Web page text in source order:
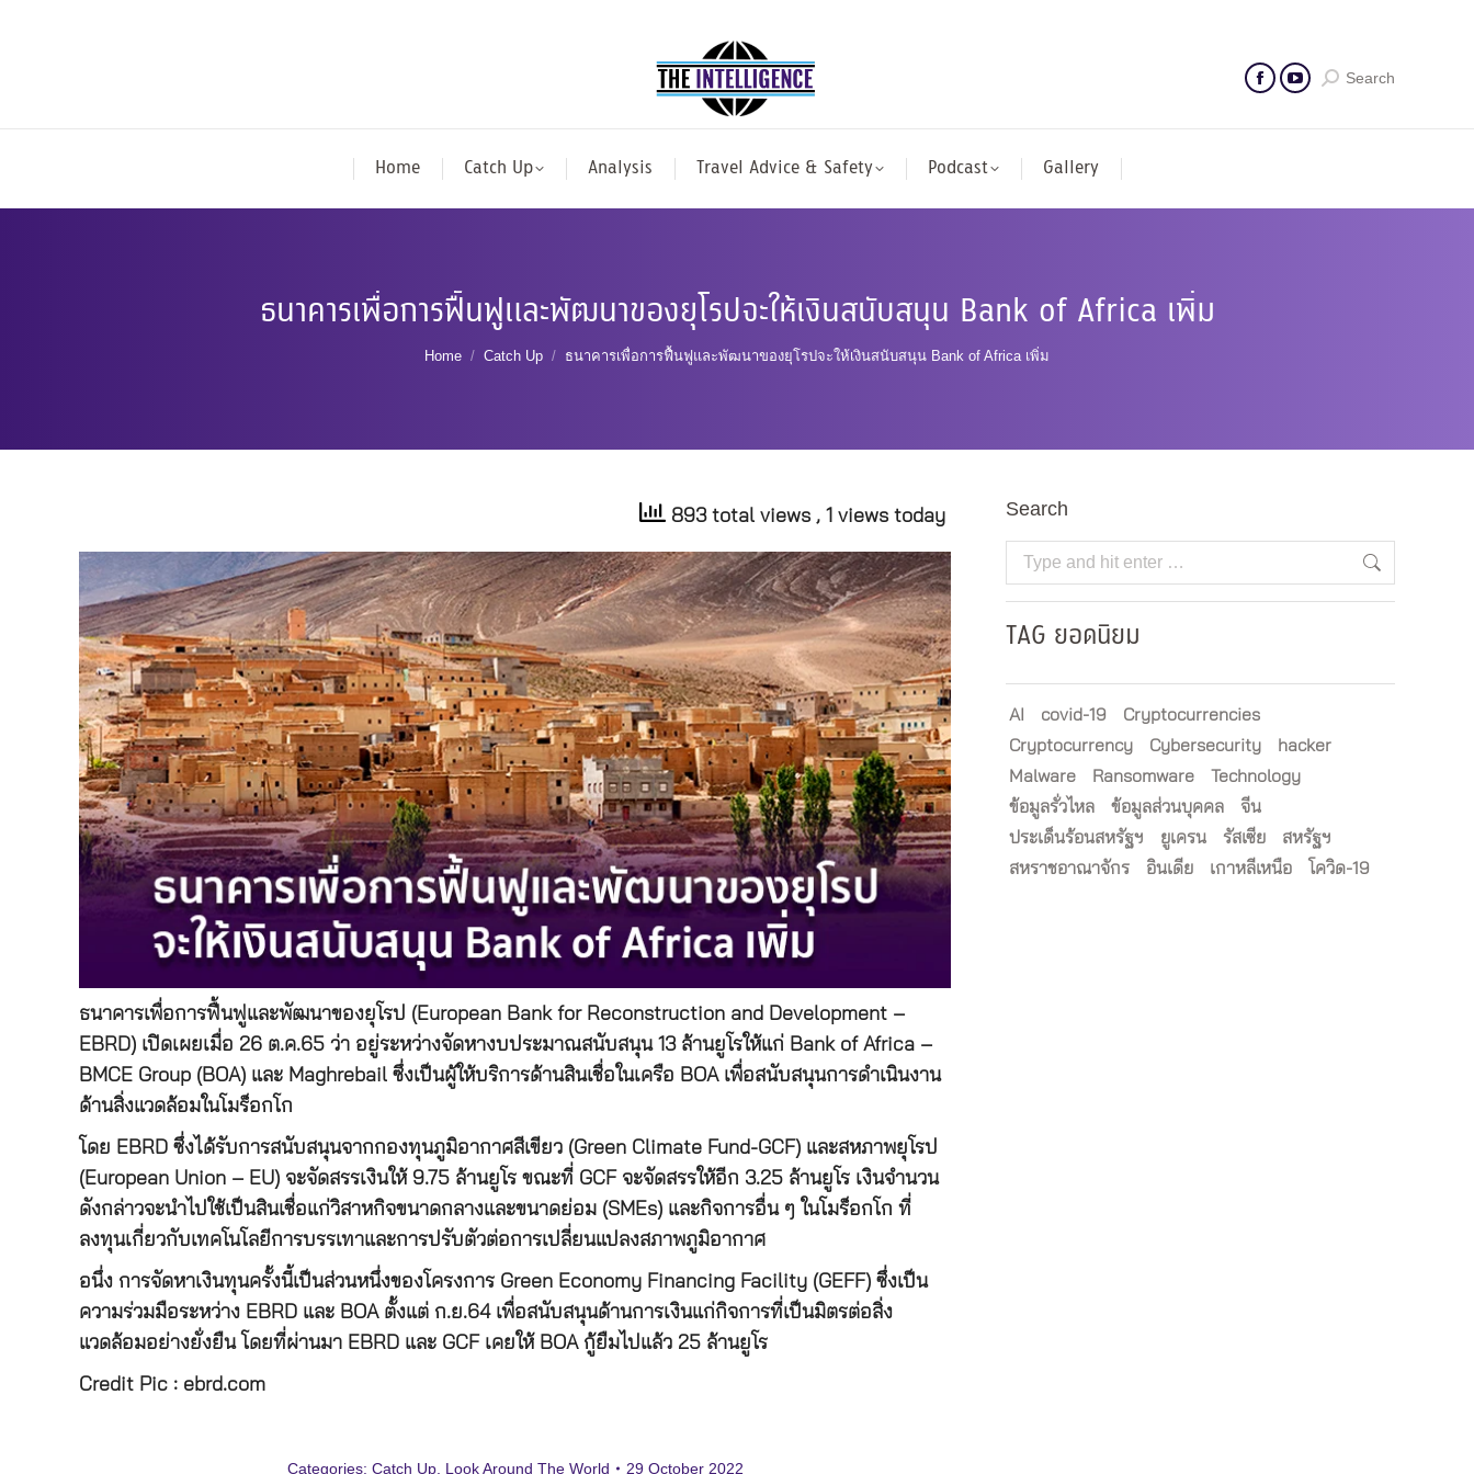
Search
Home Catch Up Analysis Travel Advice & Safety Podcast Gallery
ธนาคารเพื่อการฟื้นฟูและพัฒนาของยุโรปจะให้เงินสนับสนุน Bank of Africa เพิ่ม
You are here:
Home Catch Up ธนาคารเพื่อการฟื้นฟูและพัฒนาของยุโรปจะให้เงินสนับสนุน Bank of Africa เพิ่ม
893 total views , 1 views today
ธนาคารเพื่อการฟื้นฟูและพัฒนาของยุโรป (European Bank for Reconstruction and Development –
EBRD) เปิดเผยเมื่อ 26 ต.ค.65 ว่า อยู่ระหว่างจัดหางบประมาณสนับสนุน 13 ล้านยูโรให้แก่ Bank of Africa –
BMCE Group (BOA) และ Maghrebail ซึ่งเป็นผู้ให้บริการด้านสินเชื่อในเครือ BOA เพื่อสนับสนุนการดำเนินงาน
ด้านสิ่งแวดล้อมในโมร็อกโก
โดย EBRD ซึ่งได้รับการสนับสนุนจากกองทุนภูมิอากาศสีเขียว (Green Climate Fund-GCF) และสหภาพยุโรป
(European Union – EU) จะจัดสรรเงินให้ 9.75 ล้านยูโร ขณะที่ GCF จะจัดสรรให้อีก 3.25 ล้านยูโร เงินจำนวน
ดังกล่าวจะนำไปใช้เป็นสินเชื่อแก่วิสาหกิจขนาดกลางและขนาดย่อม (SMEs) และกิจการอื่น ๆ ในโมร็อกโก ที่
ลงทุนเกี่ยวกับเทคโนโลยีการบรรเทาและการปรับตัวต่อการเปลี่ยนแปลงสภาพภูมิอากาศ
อนึ่ง การจัดหาเงินทุนครั้งนี้เป็นส่วนหนึ่งของโครงการ Green Economy Financing Facility (GEFF) ซึ่งเป็น
ความร่วมมือระหว่าง EBRD และ BOA ตั้งแต่ ก.ย.64 เพื่อสนับสนุนด้านการเงินแก่กิจการที่เป็นมิตรต่อสิ่ง
แวดล้อมอย่างยั่งยืน โดยที่ผ่านมา EBRD และ GCF เคยให้ BOA กู้ยืมไปแล้ว 25 ล้านยูโร
Credit Pic : ebrd.com
Categories: Catch Up, Look Around The World 29 October 2022
Search
Search:
TAG ยอดนิยม
AI covid-19
Cryptocurrencies
Cryptocurrency
Cybersecurity
hacker
Malware
Ransomware
Technology
ข้อมูลรั่วไหล
ข้อมูลส่วนบุคคล
จีน
ประเด็นร้อนสหรัฐฯ
ยูเครน รัสเซีย
สหรัฐฯ
สหราชอาณาจักร
อินเดีย เกาหลีเหนือ โควิด-19